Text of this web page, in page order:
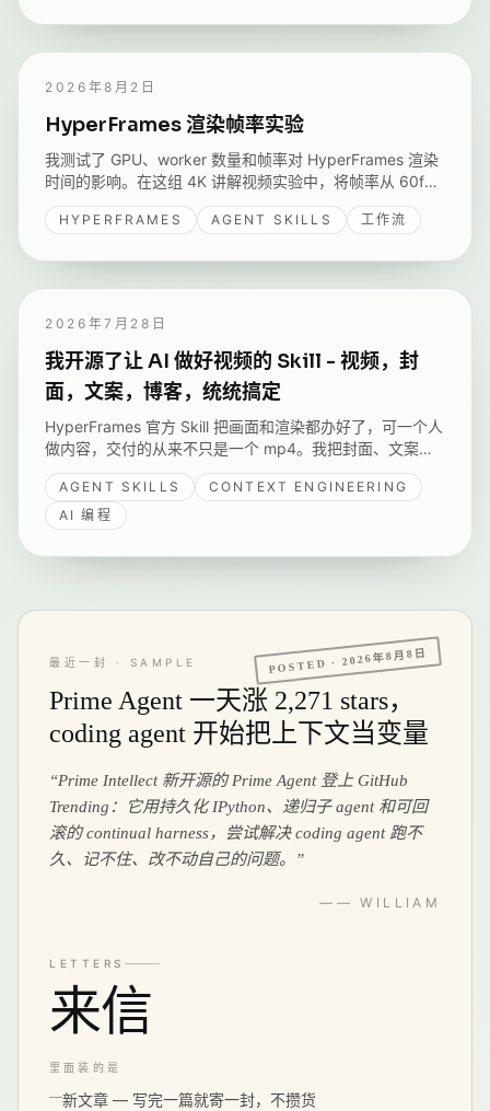
2026年8月2日
HyperFrames 渲染帧率实验
我测试了 GPU、worker 数量和帧率对 HyperFrames 渲染
时间的影响。在这组 4K 讲解视频实验中，将帧率从 60fps
改为 30fps，带来的变化远大于另外两个参数。
HYPERFRAMES AGENT SKILLS 工作流
2026年7月28日
我开源了让 AI 做好视频的 Skill - 视频，封
面，文案，博客，统统搞定
HyperFrames 官方 Skill 把画面和渲染都办好了，可一个人
做内容，交付的从来不只是一个 mp4。我把封面、文案、
博客、推文，还有自己录音这条路，编排成了一个架在官方
之上的 Skill，也在这里分享给同样一个人做内容的你。
AGENT SKILLS
CONTEXT ENGINEERING
AI 编程
POSTED ·2026年8月8日
最近一封 · SAMPLE
Prime Agent 一天涨 2,271 stars，
coding agent 开始把上下文当变量
“Prime Intellect 新开源的 Prime Agent 登上 GitHub
Trending：它用持久化 IPython、递归子 agent 和可回
滚的 continual harness，尝试解决 coding agent 跑不
久、记不住、改不动自己的问题。
”
—— WILLIAM
LETTERS
来信
里面装的是
新文章 — 写完一篇就寄一封，不攒货